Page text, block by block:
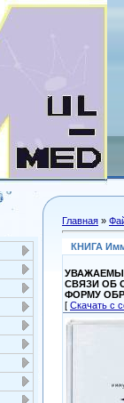
Главная »
КНИГА
СВЯЗИ ОБ
ФОРМУ
[ Скачать с